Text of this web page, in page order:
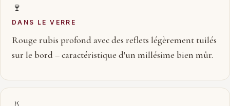
🍷
DANS LE VERRE
Rouge rubis profond avec des reflets légèrement tuilés
sur le bord – caractéristique d'un millésime bien mûr.